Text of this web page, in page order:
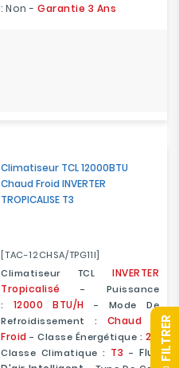
: Non - Garantie 3 Ans
Climatiseur TCL 12000BTU
Chaud Froid INVERTER
TROPICALISE T3
[TAC-12CHSA/TPG11I]
Climatiseur TCL INVERTER
Tropicalisé - Puissance
:
12000 BTU/H - Mode De
Refroidissement : Chaud &
Froid - Classe Énergétique : 2
Classe Climatique : T3 -Flux
R